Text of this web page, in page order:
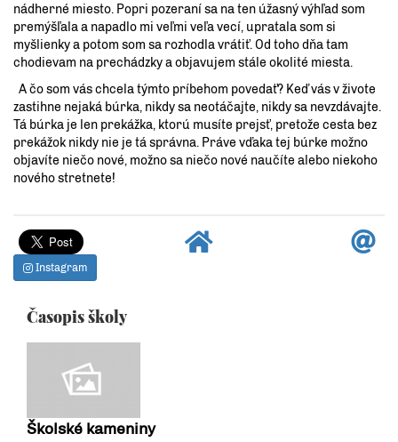
nádherné miesto. Popri pozeraní sa na ten úžasný výhľad som
premýšľala a napadlo mi veľmi veľa vecí, upratala som si
myšlienky a potom som sa rozhodla vrátiť. Od toho dňa tam
chodievam na prechádzky a objavujem stále okolité miesta.
A čo som vás chcela týmto príbehom povedať? Keď vás v živote
zastihne nejaká búrka, nikdy sa neotáčajte, nikdy sa nevzdávajte.
Tá búrka je len prekážka, ktorú musíte prejsť, pretože cesta bez
prekážok nikdy nie je tá správna. Práve vďaka tej búrke možno
objavíte niečo nové, možno sa niečo nové naučíte alebo niekoho
nového stretnete!
Instagram
Časopis školy
Školské kameniny